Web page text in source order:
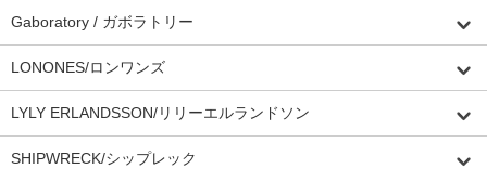
Gaboratory / ガボラトリー
LONONES/ロンワンズ
LYLY ERLANDSSON/リリーエルランドソン
SHIPWRECK/シップレック